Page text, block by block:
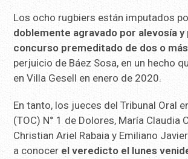
Los ocho rugbiers están imputados
doblemente agravado por alevosía y
concurso premeditado de dos o
perjuicio de Báez Sosa, en un hecho
en Villa Gesell en enero de 2020.
En tanto, los jueces del Tribunal Oral
(TOC) N° 1 de Dolores, María Claudia
Christian Ariel Rabaia y Emiliano
a conocer el veredicto el lunes